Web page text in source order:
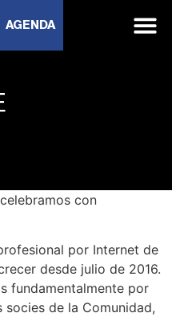
AGENDA
con
por Internet de
desde julio de 2016.
fundamentalmente por
de la Comunidad,